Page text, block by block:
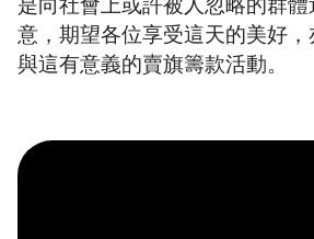
意，期望各位享受這天的美好
與這有意義的賣旗籌款活動。